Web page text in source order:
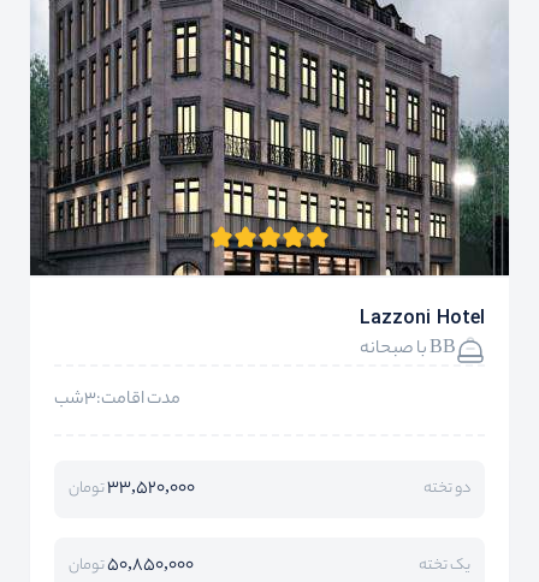
Lazzoni Hotel
BB با صبحانه
مدت اقامت:3شب
دو تخته 33,520,000تومان
یک تخته 50,850,000تومان